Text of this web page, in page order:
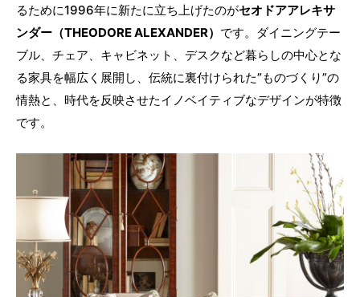
るために1996年に新たに立ち上げたのがセオドアアレキサ
ンダー（THEODORE ALEXANDER） です。ダイニングテー
ブル、チェア、キャビネット、デスクなど暮らしの中心とな
る家具を幅広く展開し、伝統に裏付けられた”ものづくり”の
情熱と、時代を反映させたイノベイティブなデザインが特徴
です。